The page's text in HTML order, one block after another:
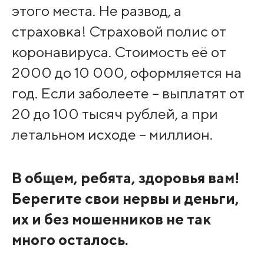
этого места. Не развод, а
страховка! Страховой полис от
коронавируса. Стоимость её от
2000 до 10 000, оформляется на
год. Если заболеете – выплатят от
20 до 100 тысяч рублей, а при
летальном исходе – миллион.
В общем, ребята, здоровья вам!
Берегите свои нервы и деньги,
их и без мошенников не так
много осталось.